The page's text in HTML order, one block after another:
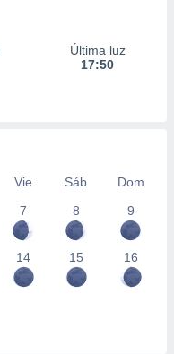
Última luz
17:50
Vie Sáb
Dom
7 8 9
14 15 16